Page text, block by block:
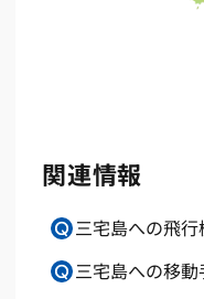
関連情報
三宅島への飛
三宅島への移動